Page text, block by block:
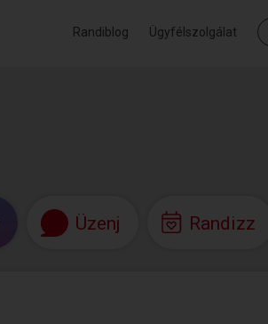
Randiblog Ügyfélszolgálat
Üzenj Randizz